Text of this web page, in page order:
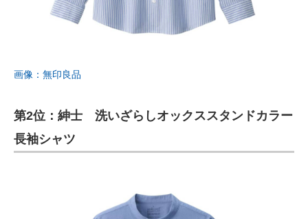
画像：無印良品
第2位：紳士 洗いざらしオックススタンドカラー
長袖シャツ